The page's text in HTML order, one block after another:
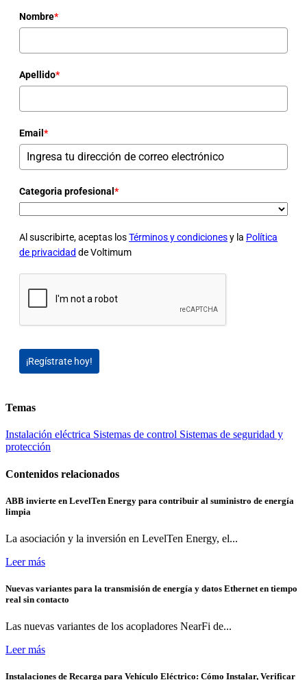
Nombre*
Apellido*
Email *
Categoria profesional *
Al suscribirte, aceptas losTérminos y condicionesy la Política
de privacidad de Voltimum
¡Regístrate hoy!
Temas
Instalación eléctrica Sistemas de control Sistemas de seguridad y
protección
Contenidos relacionados
ABB invierte en LevelTen Energy para contribuir al suministro de energía
limpia
La asociación y la inversión en LevelTen Energy, el...
Leer más
Nuevas variantes para la transmisión de energía y datos Ethernet en tiempo
real sin contacto
Las nuevas variantes de los acopladores NearFi de...
Leer más
Instalaciones de Recarga para Vehículo Eléctrico: Cómo Instalar, Verificar